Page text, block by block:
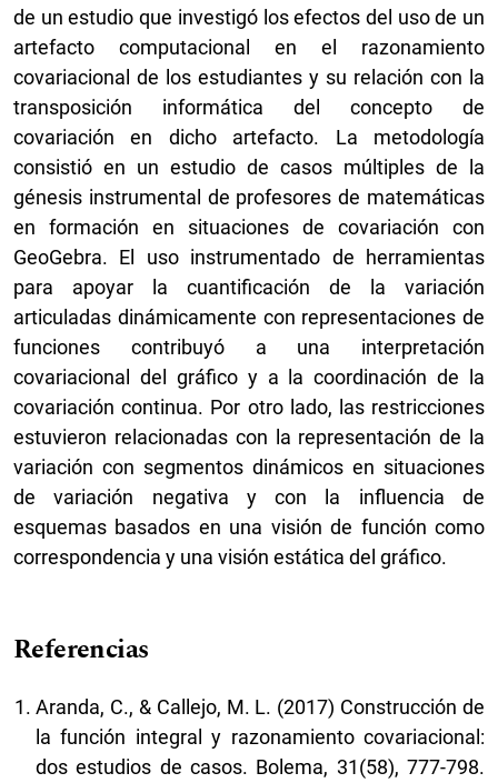
de un estudio que investigó los efectos del uso de un
artefacto computacional en el razonamiento
covariacional de los estudiantes y su relación con la
transposición informática del concepto de
covariación en dicho artefacto. La metodología
consistió en un estudio de casos múltiples de la
génesis instrumental de profesores de matemáticas
en formación en situaciones de covariación con
GeoGebra. El uso instrumentado de herramientas
para apoyar la cuantificación de la variación
articuladas dinámicamente con representaciones de
funciones contribuyó a una interpretación
covariacional del gráfico y a la coordinación de la
covariación continua. Por otro lado, las restricciones
estuvieron relacionadas con la representación de la
variación con segmentos dinámicos en situaciones
de variación negativa y con la influencia de
esquemas basados en una visión de función como
correspondencia y una visión estática del gráfico.
Referencias
Aranda, C., & Callejo, M. L. (2017) Construcción de
la función integral y razonamiento covariacional:
dos estudios de casos. Bolema, 31(58), 777-798.